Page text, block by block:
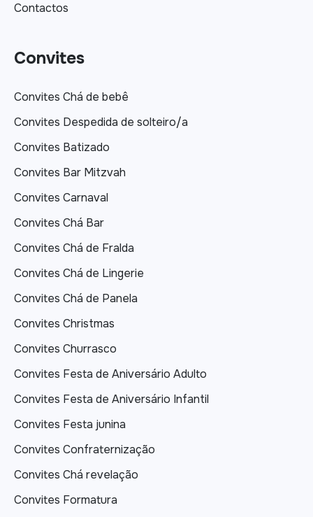
Contactos
Convites
Convites Chá de bebê
Convites Despedida de solteiro/a
Convites Batizado
Convites Bar Mitzvah
Convites Carnaval
Convites Chá Bar
Convites Chá de Fralda
Convites Chá de Lingerie
Convites Chá de Panela
Convites Christmas
Convites Churrasco
Convites Festa de Aniversário Adulto
Convites Festa de Aniversário Infantil
Convites Festa junina
Convites Confraternização
Convites Chá revelação
Convites Formatura